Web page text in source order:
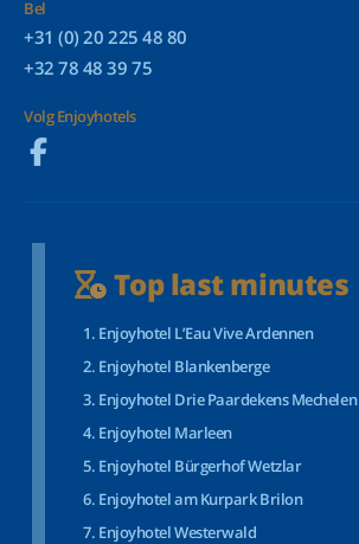
Bel
+31 (0) 20 225 48 80
+32 78 48 39 75
Volg Enjoyhotels
Top last minutes
Enjoyhotel L’Eau Vive Ardennen
Enjoyhotel Blankenberge
Enjoyhotel Drie Paardekens Mechelen
Enjoyhotel Marleen
Enjoyhotel Bürgerhof Wetzlar
Enjoyhotel am Kurpark Brilon
Enjoyhotel Westerwald